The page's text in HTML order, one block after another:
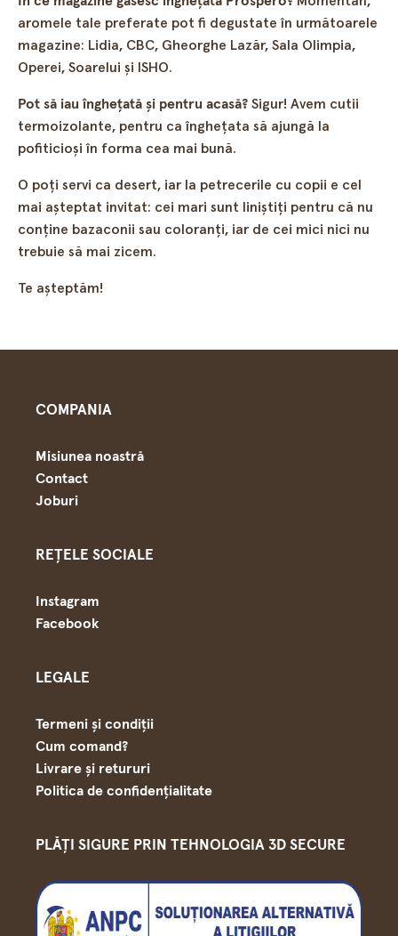
aromele tale preferate pot fi degustate în următoarele
magazine: Lidia, CBC, Gheorghe Lazăr, Sala Olimpia,
Operei, Soarelui și ISHO.
Pot să iau înghețată și pentru acasă? Sigur! Avem cutii
termoizolante, pentru ca înghețata să ajungă la
pofiticioşi în forma cea mai bună.
O poți servi ca desert, iar la petrecerile cu copii e cel
mai așteptat invitat: cei mari sunt liniștiți pentru că nu
conține bazaconii sau coloranți, iar de cei mici nici nu
trebuie să mai zicem.
Te așteptăm!
COMPANIA
Misiunea noastră
Contact
Joburi
REȚELE SOCIALE
Instagram
Facebook
LEGALE
Termeni și condiții
Cum comand?
Livrare și retururi
Politica de confidențialitate
PLĂȚI SIGURE PRIN TEHNOLOGIA 3D SECURE